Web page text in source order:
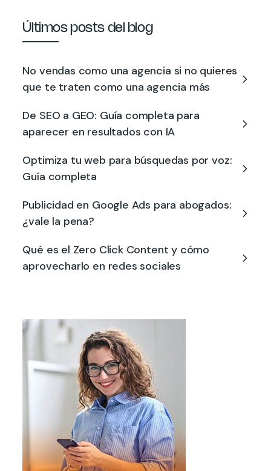
Últimos posts del blog
No vendas como una agencia si no quieres
que te traten como una agencia más
De SEO a GEO: Guía completa para
aparecer en resultados con IA
Optimiza tu web para búsquedas por voz:
Guía completa
Publicidad en Google Ads para abogados:
¿vale la pena?
Qué es el Zero Click Content y cómo
aprovecharlo en redes sociales